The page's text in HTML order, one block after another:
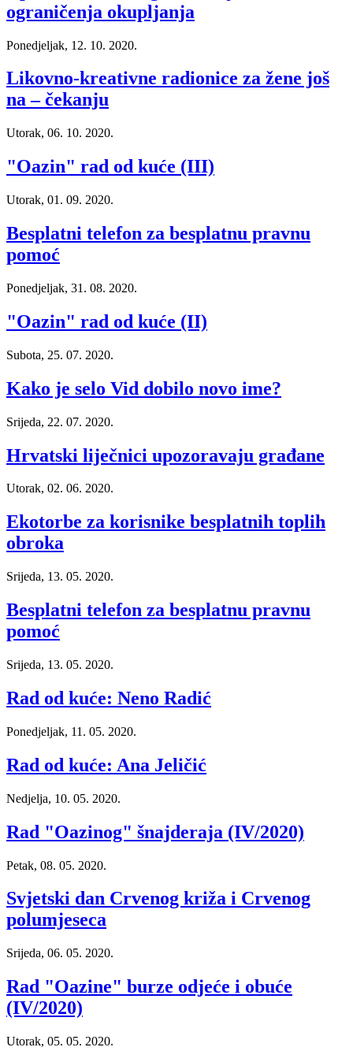
ograničenja okupljanja
Ponedjeljak, 12. 10. 2020.
Likovno-kreativne radionice za žene još
na – čekanju
Utorak, 06. 10. 2020.
"Oazin" rad od kuće (III)
Utorak, 01. 09. 2020.
Besplatni telefon za besplatnu pravnu
pomoć
Ponedjeljak, 31. 08. 2020.
"Oazin" rad od kuće (II)
Subota, 25. 07. 2020.
Kako je selo Vid dobilo novo ime?
Srijeda, 22. 07. 2020.
Hrvatski liječnici upozoravaju građane
Utorak, 02. 06. 2020.
Ekotorbe za korisnike besplatnih toplih
obroka
Srijeda, 13. 05. 2020.
Besplatni telefon za besplatnu pravnu
pomoć
Srijeda, 13. 05. 2020.
Rad od kuće: Neno Radić
Ponedjeljak, 11. 05. 2020.
Rad od kuće: Ana Jeličić
Nedjelja, 10. 05. 2020.
Rad "Oazinog" šnajderaja (IV/2020)
Petak, 08. 05. 2020.
Svjetski dan Crvenog križa i Crvenog
polumjeseca
Srijeda, 06. 05. 2020.
Rad "Oazine" burze odjeće i obuće
(IV/2020)
Utorak, 05. 05. 2020.